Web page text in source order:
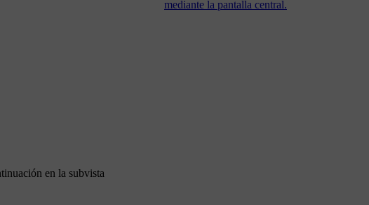
en la subvista
mediante la pantalla central.